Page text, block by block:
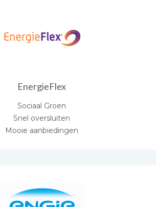
EnergieFlex
Sociaal Groen
Snel oversluiten
Mooie aanbiedingen